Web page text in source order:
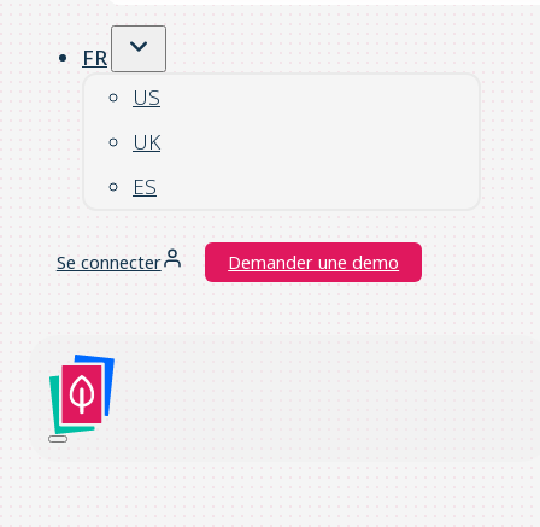
FR
US
UK
ES
Se connecter Demander une demo